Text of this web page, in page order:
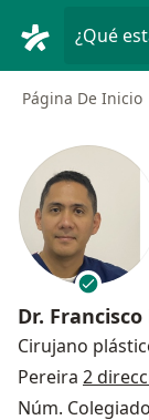
¿Qué
Página De Inicio
Dr. Francisco
Cirujano
Pereira 2
Núm.